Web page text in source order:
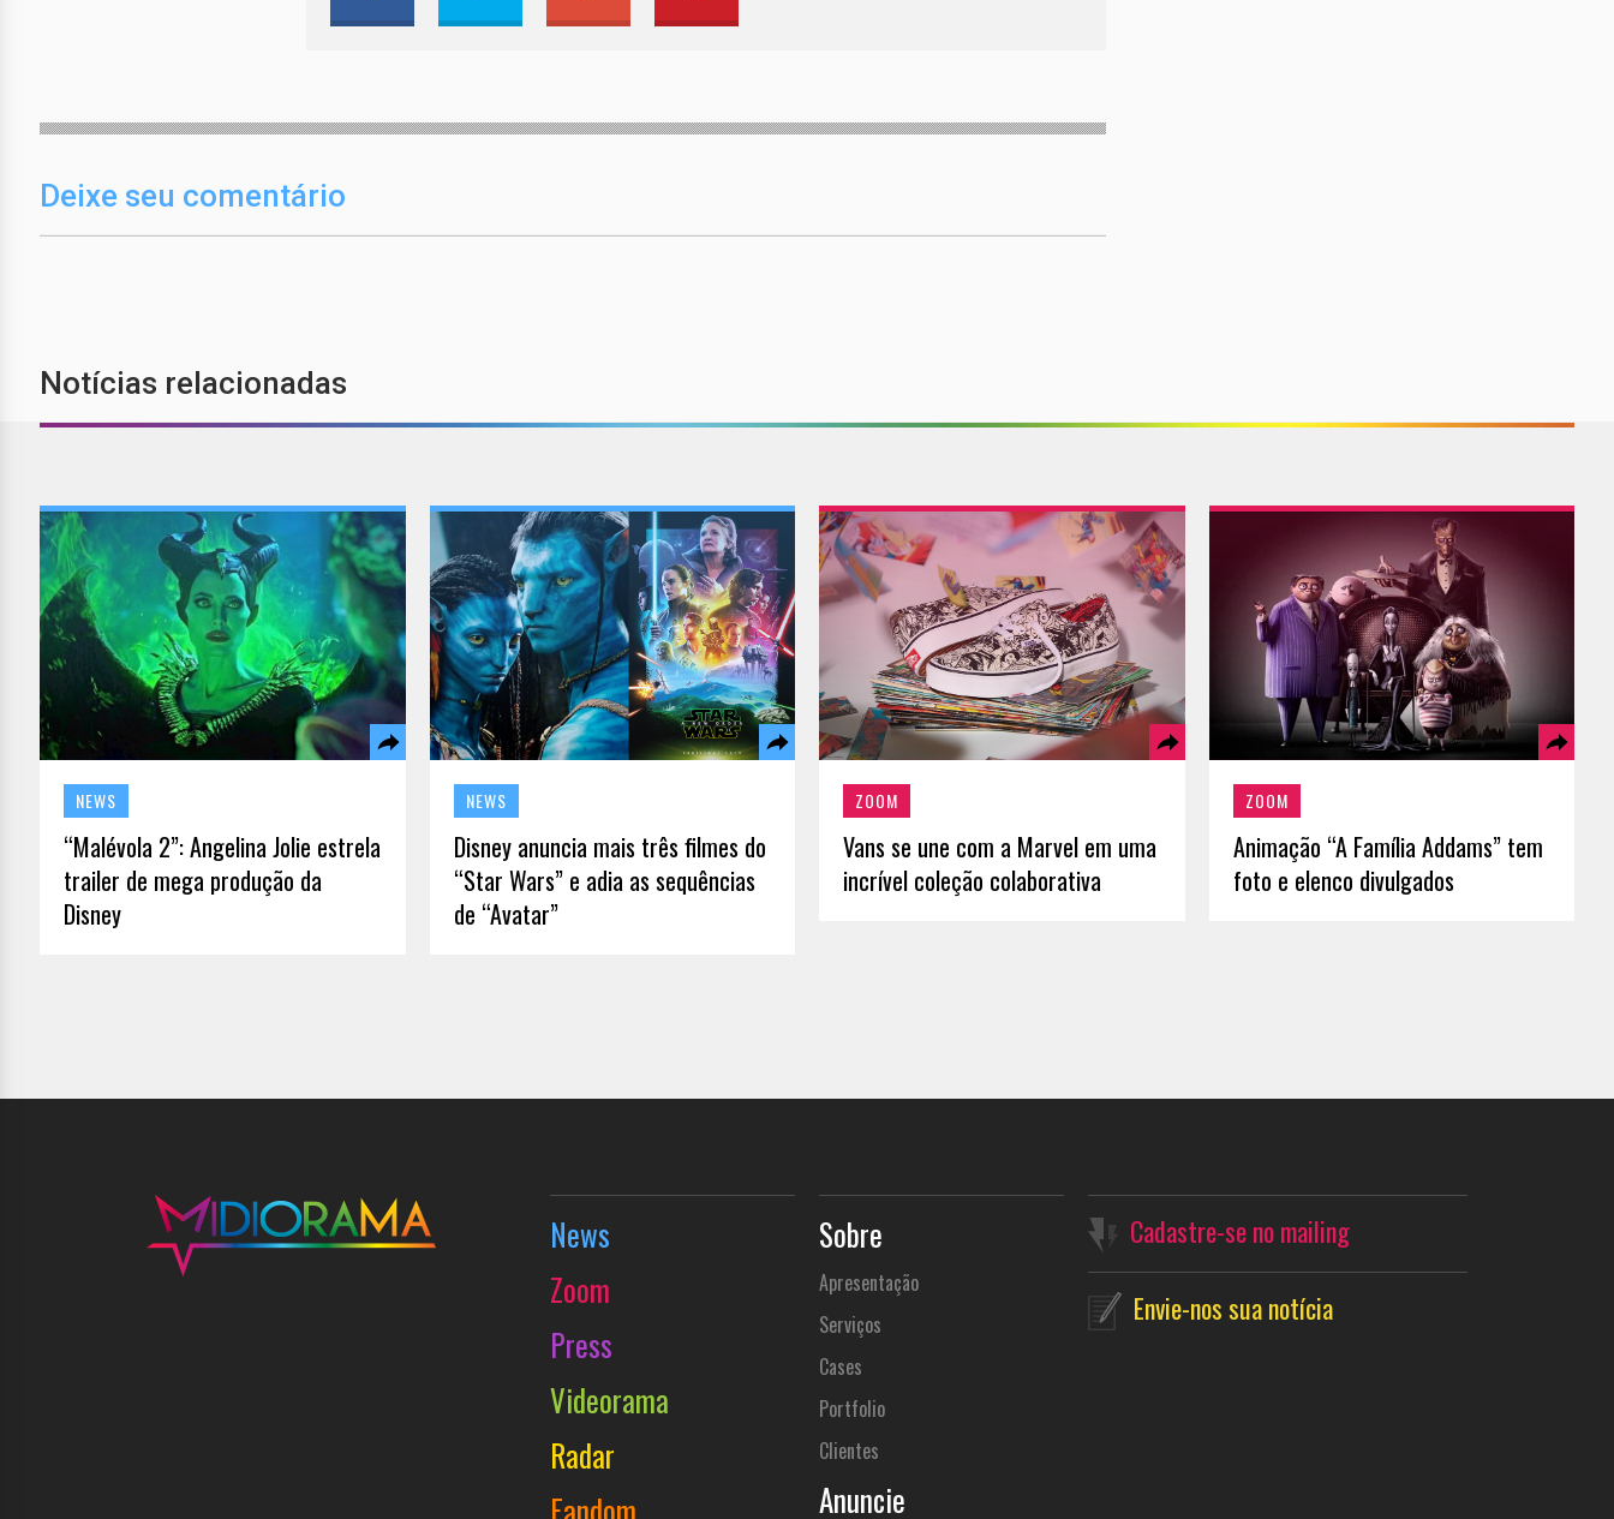
Deixe seu comentário
Notícias relacionadas
NEWS
“Malévola 2”: Angelina Jolie estrela
trailer de mega produção da
Disney
NEWS
Disney anuncia mais três filmes do
“Star Wars” e adia as sequências
de “Avatar”
ZOOM
Vans se une com a Marvel em uma
incrível coleção colaborativa
ZOOM
Animação “A Família Addams” tem
foto e elenco divulgados
News
Zoom
Press
Videorama
Radar
Sobre
Apresentação
Serviços
Cases
Portfolio
Clientes
Anuncie
Cadastre-se no mailing
Envie-nos sua notícia